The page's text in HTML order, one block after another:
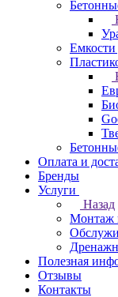
Оплата и
Бренды
Услуги
Назад
Монтаж
Полезная
Отзывы
Контакты